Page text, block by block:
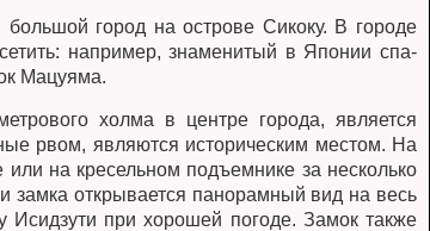
город на острове Сикоку. В городе
например, знаменитый в Японии спа-
Мацуяма.
холма в центре города, является
рвом, являются историческим местом. На
на кресельном подъемнике за несколько
открывается панорамный вид на весь
при хорошей погоде. Замок также